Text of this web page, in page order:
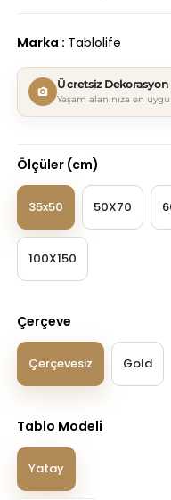
Marka : Tablolife
Ücretsiz Dekorasyon
Yaşam alanınıza en
Ölçüler (cm)
35x50 50X70
100X150
Çerçeve
Çerçevesiz Gold
Tablo Modeli
Yatay